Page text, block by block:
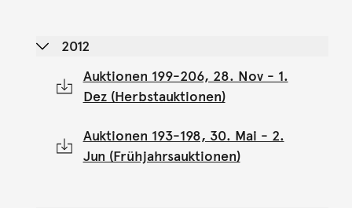
2012
Auktionen 199-206, 28. Nov - 1.
Dez (Herbstauktionen)
Auktionen 193-198, 30. Mai - 2.
Jun (Frühjahrsauktionen)